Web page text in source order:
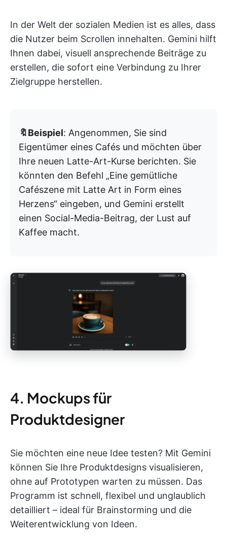
In der Welt der sozialen Medien ist es alles, dass
die Nutzer beim Scrollen innehalten. Gemini hilft
Ihnen dabei, visuell ansprechende Beiträge zu
erstellen, die sofort eine Verbindung zu Ihrer
Zielgruppe herstellen.
🔖Beispiel: Angenommen, Sie sind
Eigentümer eines Cafés und möchten über
Ihre neuen Latte-Art-Kurse berichten. Sie
könnten den Befehl „Eine gemütliche
Cafészene mit Latte Art in Form eines
Herzens“ eingeben, und Gemini erstellt
einen Social-Media-Beitrag, der Lust auf
Kaffee macht.
4. Mockups für
Produktdesigner
Sie möchten eine neue Idee testen? Mit Gemini
können Sie Ihre Produktdesigns visualisieren,
ohne auf Prototypen warten zu müssen. Das
Programm ist schnell, flexibel und unglaublich
detailliert – ideal für Brainstorming und die
Weiterentwicklung von Ideen.